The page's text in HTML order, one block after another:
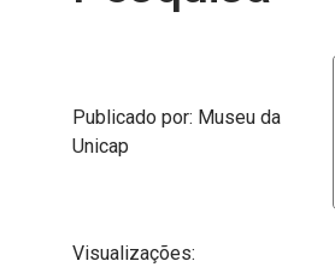
Publicado por: Museu da
Unicap
Visualizações: